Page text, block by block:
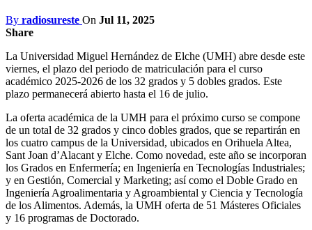
By radiosureste On Jul 11, 2025
Share
La Universidad Miguel Hernández de Elche (UMH) abre desde este
viernes, el plazo del periodo de matriculación para el curso
académico 2025-2026 de los 32 grados y 5 dobles grados. Este
plazo permanecerá abierto hasta el 16 de julio.
La oferta académica de la UMH para el próximo curso se compone
de un total de 32 grados y cinco dobles grados, que se repartirán en
los cuatro campus de la Universidad, ubicados en Orihuela Altea,
Sant Joan d’Alacant y Elche. Como novedad, este año se incorporan
los Grados en Enfermería; en Ingeniería en Tecnologías Industriales;
y en Gestión, Comercial y Marketing; así como el Doble Grado en
Ingeniería Agroalimentaria y Agroambiental y Ciencia y Tecnología
de los Alimentos. Además, la UMH oferta de 51 Másteres Oficiales
y 16 programas de Doctorado.